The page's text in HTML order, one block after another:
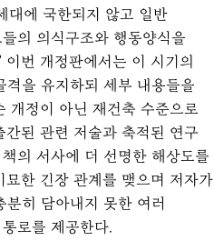
대에 국한되지 않고 일반
의 의식구조와 행동양식을
이번 개정판에서는 이 시기의
을 유지하되 세부 내용들을
개정이 아닌 재건축 수준으로
된 관련 저술과 축적된 연구
의 서사에 더 선명한 해상도를
한 긴장 관계를 맺으며 저자가
히 담아내지 못한 여러
로를 제공한다.